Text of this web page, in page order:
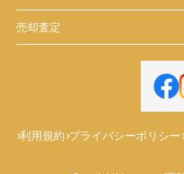
売却査定
利用規約 プライバシーポリシー